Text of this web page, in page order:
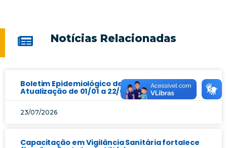
Notícias Relacionadas
Boletim Epidemiológico de Arboviroses |
Atualização de 01/01 a 22/07/2026
23/07/2026
Capacitação em Vigilância Sanitária fortalece